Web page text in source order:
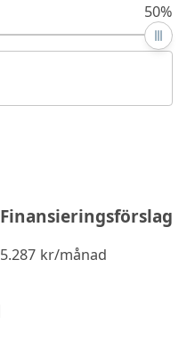
50%
Finansieringsförslag
5.287 kr/månad